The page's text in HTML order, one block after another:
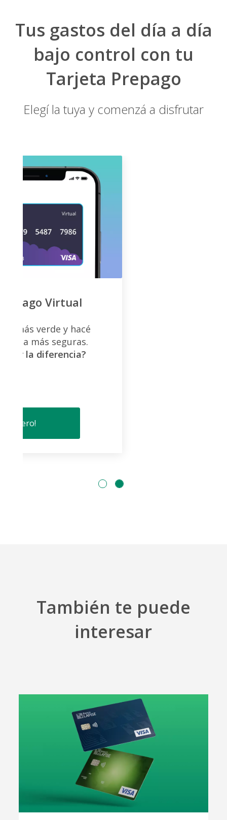
Tus gastos del día a día
bajo control con tu
Tarjeta Prepago
Elegí la tuya y comenzá a disfrutar
Tarjeta Prepago Joven
Usala a diario para todas las cosas
quepagás con efectivo.
comprá ypagá donde querrás.
También te puede
interesar